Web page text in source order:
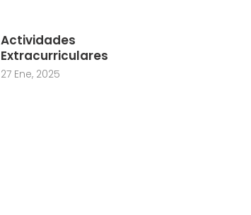
Actividades
Extracurriculares
27 Ene, 2025